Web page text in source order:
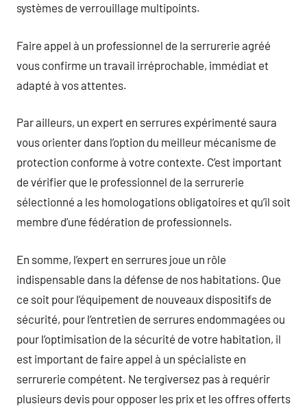
systèmes de verrouillage multipoints.
Faire appel à un professionnel de la serrurerie agréé
vous confirme un travail irréprochable, immédiat et
adapté à vos attentes.
Par ailleurs, un expert en serrures expérimenté saura
vous orienter dans l’option du meilleur mécanisme de
protection conforme à votre contexte. C’est important
de vérifier que le professionnel de la serrurerie
sélectionné a les homologations obligatoires et qu’il soit
membre d’une fédération de professionnels.
En somme, l’expert en serrures joue un rôle
indispensable dans la défense de nos habitations. Que
ce soit pour l’équipement de nouveaux dispositifs de
sécurité, pour l’entretien de serrures endommagées ou
pour l’optimisation de la sécurité de votre habitation, il
est important de faire appel à un spécialiste en
serrurerie compétent. Ne tergiversez pas à requérir
plusieurs devis pour opposer les prix et les offres offerts